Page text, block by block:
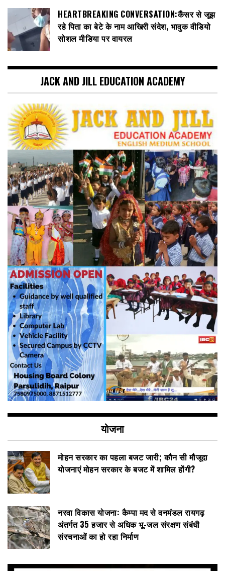
HEARTBREAKING CONVERSATION:कैंसर से जूझ
रहे पिता का बेटे के नाम आखिरी संदेश, भावुक वीडियो
सोशल मीडिया पर वायरल
JACK AND JILL EDUCATION ACADEMY
योजना
मोहन सरकार का पहला बजट जारी; कौन सी मौजूदा
योजनाएं मोहन सरकार के बजट में शामिल होंगी?
नरवा विकास योजना: कैम्पा मद से वनमंडल रायगढ़
अंतर्गत 35 हजार से अधिक भू-जल संरक्षण संबंधी
संरचनाओं का हो रहा निर्माण